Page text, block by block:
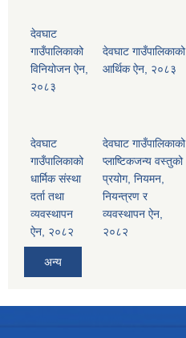
देवघाट
गाउँपालिकाको
विनियोजन ऐन,
२०८३
देवघाट गाउँपालिकाको
आर्थिक ऐन, २०८३
देवघाट
गाउँपालिकाको
धार्मिक संस्था
दर्ता तथा
व्यवस्थापन
ऐन, २०८२
देवघाट गाउँपालिकाको
प्लाष्टिकजन्य वस्तुको
प्रयोग, नियमन,
नियन्त्रण र
व्यवस्थापन ऐन,
२०८२
अन्य